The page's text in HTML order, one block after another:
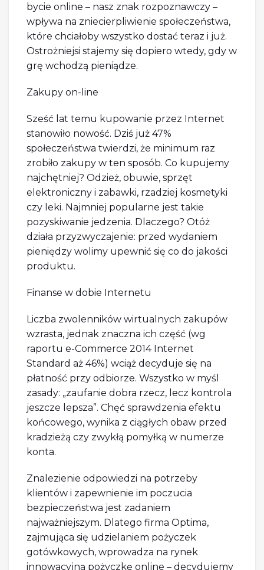
bycie online – nasz znak rozpoznawczy –
wpływa na zniecierpliwienie społeczeństwa,
które chciałoby wszystko dostać teraz i już.
Ostrożniejsi stajemy się dopiero wtedy, gdy w
grę wchodzą pieniądze.
Zakupy on-line
Sześć lat temu kupowanie przez Internet
stanowiło nowość. Dziś już 47%
społeczeństwa twierdzi, że minimum raz
zrobiło zakupy w ten sposób. Co kupujemy
najchętniej? Odzież, obuwie, sprzęt
elektroniczny i zabawki, rzadziej kosmetyki
czy leki. Najmniej popularne jest takie
pozyskiwanie jedzenia. Dlaczego? Otóż
działa przyzwyczajenie: przed wydaniem
pieniędzy wolimy upewnić się co do jakości
produktu.
Finanse w dobie Internetu
Liczba zwolenników wirtualnych zakupów
wzrasta, jednak znaczna ich część (wg
raportu e-Commerce 2014 Internet
Standard aż 46%) wciąż decyduje się na
płatność przy odbiorze. Wszystko w myśl
zasady: „zaufanie dobra rzecz, lecz kontrola
jeszcze lepsza”. Chęć sprawdzenia efektu
końcowego, wynika z ciągłych obaw przed
kradzieżą czy zwykłą pomyłką w numerze
konta.
Znalezienie odpowiedzi na potrzeby
klientów i zapewnienie im poczucia
bezpieczeństwa jest zadaniem
najważniejszym. Dlatego firma Optima,
zajmująca się udzielaniem pożyczek
gotówkowych, wprowadza na rynek
innowacyjną pożyczkę online – decydujemy